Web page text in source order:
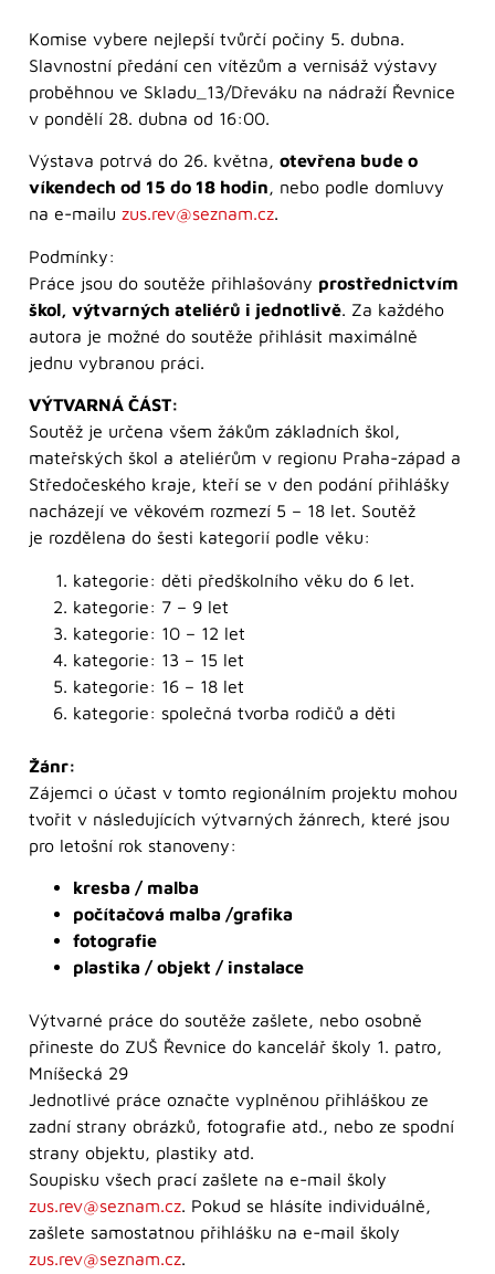
Komise vybere nejlepší tvůrčí počiny 5. dubna.
Slavnostní předání cen vítězům a vernisáž výstavy
proběhnou ve Skladu_13/Dřeváku na nádraží Řevnice
v pondělí 28. dubna od 16:00.
Výstava potrvá do 26. května, otevřena bude o
víkendech od 15 do 18 hodin, nebo podle domluvy
na e-mailu zus.rev@seznam.cz.
Podmínky:
Práce jsou do soutěže přihlašovány prostřednictvím
škol, výtvarných ateliérů i jednotlivě. Za každého
autora je možné do soutěže přihlásit maximálně
jednu vybranou práci.
VÝTVARNÁ ČÁST:
Soutěž je určena všem žákům základních škol,
mateřských škol a ateliérům v regionu Praha-západ a
Středočeského kraje, kteří se v den podání přihlášky
nacházejí ve věkovém rozmezí 5 – 18 let. Soutěž
je rozdělena do šesti kategorií podle věku:
kategorie: děti předškolního věku do 6 let.
kategorie: 7 – 9 let
kategorie: 10 – 12 let
kategorie: 13 – 15 let
kategorie: 16 – 18 let
kategorie: společná tvorba rodičů a děti
Žánr:
Zájemci o účast v tomto regionálním projektu mohou
tvořit v následujících výtvarných žánrech, které jsou
pro letošní rok stanoveny:
kresba / malba
počítačová malba /grafika
fotografie
plastika / objekt / instalace
Výtvarné práce do soutěže zašlete, nebo osobně
přineste do ZUŠ Řevnice do kancelář školy 1. patro,
Mníšecká 29
Jednotlivé práce označte vyplněnou přihláškou ze
zadní strany obrázků, fotografie atd., nebo ze spodní
strany objektu, plastiky atd.
Soupisku všech prací zašlete na e-mail školy
zus.rev@seznam.cz. Pokud se hlásíte individuálně,
zašlete samostatnou přihlášku na e-mail školy
zus.rev@seznam.cz.